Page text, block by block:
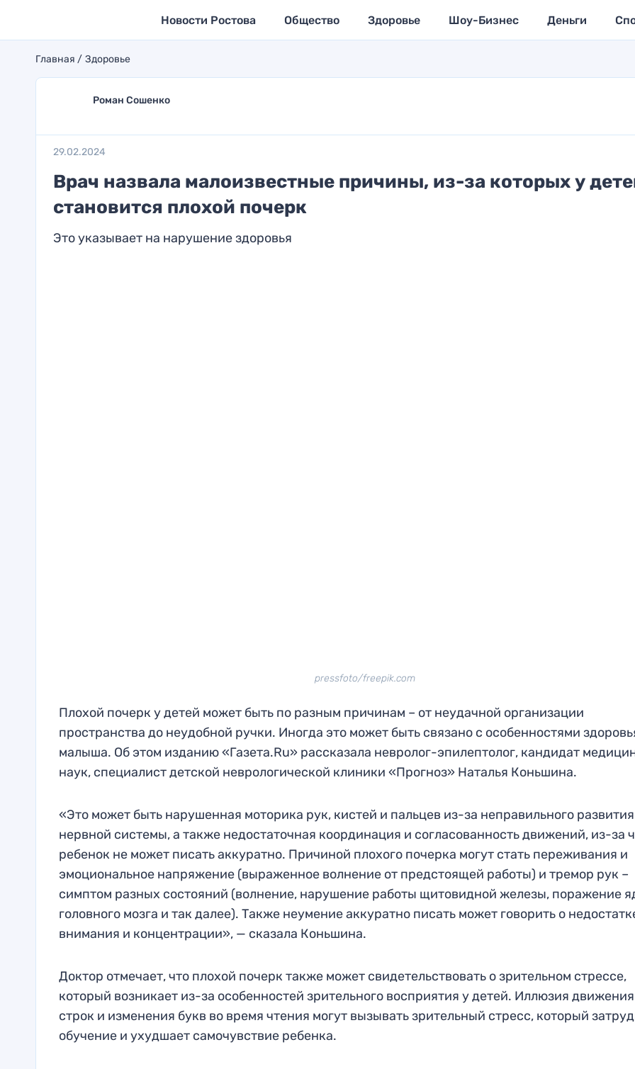
Новости Ростова Общество Здоровье Шоу-Бизнес Деньги
Главная Здоровье
Роман Сошенко
29.02.2024
Врач назвала малоизвестные причины, из-за которых у
становится плохой почерк
Это указывает на нарушение здоровья
pressfoto/freepik.com
Плохой почерк у детей может быть по разным причинам – от неудачной организации
пространства до неудобной ручки. Иногда это может быть связано с особенностями
малыша. Об этом изданию «Газета.Ru» рассказала невролог-эпилептолог, кандидат
наук, специалист детской неврологической клиники «Прогноз» Наталья Коньшина.
«Это может быть нарушенная моторика рук, кистей и пальцев из-за неправильного развития
нервной системы, а также недостаточная координация и согласованность движений, из-за
ребенок не может писать аккуратно. Причиной плохого почерка могут стать переживания и
эмоциональное напряжение (выраженное волнение от предстоящей работы) и тремор рук –
симптом разных состояний (волнение, нарушение работы щитовидной железы, поражение
головного мозга и так далее). Также неумение аккуратно писать может говорить о
внимания и концентрации», — сказала Коньшина.
Доктор отмечает, что плохой почерк также может свидетельствовать о зрительном стрессе,
который возникает из-за особенностей зрительного восприятия у детей. Иллюзия движения
строк и изменения букв во время чтения могут вызывать зрительный стресс, который
обучение и ухудшает самочувствие ребенка.